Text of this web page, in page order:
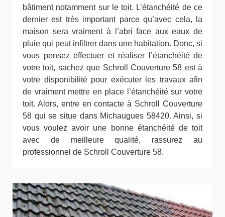
bâtiment notamment sur le toit. L’étanchéité de ce
dernier est très important parce qu’avec cela, la
maison sera vraiment à l’abri face aux eaux de
pluie qui peut infiltrer dans une habitation. Donc, si
vous pensez effectuer et réaliser l’étanchéité de
votre toit, sachez que Schroll Couverture 58 est à
votre disponibilité pour exécuter les travaux afin
de vraiment mettre en place l’étanchéité sur votre
toit. Alors, entre en contacte à Schroll Couverture
58 qui se situe dans Michaugues 58420. Ainsi, si
vous voulez avoir une bonne étanchéité de toit
avec de meilleure qualité, rassurez au
professionnel de Schroll Couverture 58.